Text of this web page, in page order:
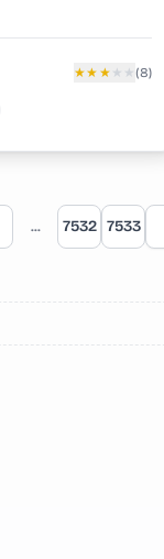
★★ ★ ★ ★ (8)
... 7532 7533